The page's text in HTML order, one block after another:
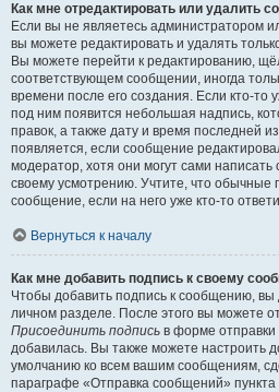
Как мне отредактировать или удалить
Если вы не являетесь администратором
вы можете редактировать и удалять
Вы можете перейти к редактированию,
соответствующем сообщении, иногда
времени после его создания. Если кто-то
под ним появится небольшая надпись,
правок, а также дату и время последней
появляется, если сообщение
модератор, хотя они могут сами
своему усмотрению. Учтите, что обычные
сообщение, если на него уже кто-то
Вернуться к началу
Как мне добавить подпись к своему
Чтобы добавить подпись к сообщению,
личном разделе. После этого вы можете
Присоединить подпись в форме
добавилась. Вы также можете настроить
умолчанию ко всем вашим сообщениям,
параграфе «Отправка сообщений»